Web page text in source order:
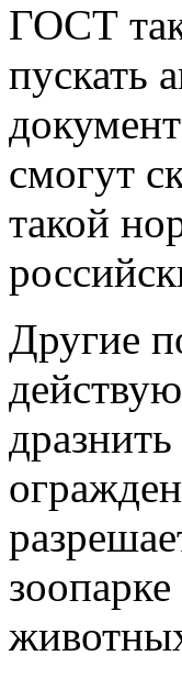
ГОСТ
пускать
смогут
такой
Другие